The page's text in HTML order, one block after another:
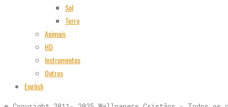
Sol
Terra
Animais
HD
Instrumentos
Outros
English